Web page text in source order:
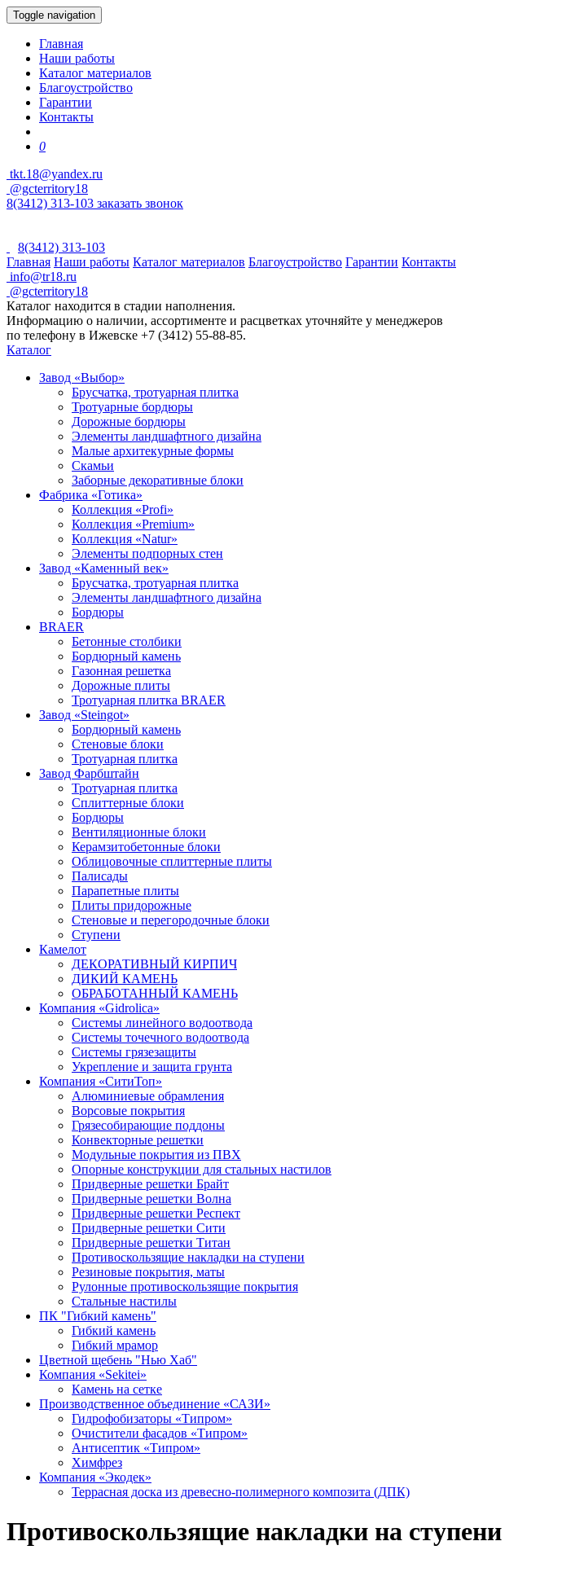
Toggle navigation
Главная
Наши работы
Каталог материалов
Благоустройство
Гарантии
Контакты
0
tkt.18@yandex.ru
@gcterritory18
8(3412) 313-103 заказать звонок
8(3412) 313-103
Главная Наши работы Каталог материалов Благоустройство Гарантии Контакты
info@tr18.ru
@gcterritory18
Каталог находится в стадии наполнения.
Информацию о наличии, ассортименте и расцветках уточняйте у менеджеров
по телефону в Ижевске +7 (3412) 55-88-85.
Каталог
Завод «Выбор»
Брусчатка, тротуарная плитка
Тротуарные бордюры
Дорожные бордюры
Элементы ландшафтного дизайна
Малые архитекурные формы
Скамьи
Заборные декоративные блоки
Фабрика «Готика»
Коллекция «Profi»
Коллекция «Premium»
Коллекция «Natur»
Элементы подпорных стен
Завод «Каменный век»
Брусчатка, тротуарная плитка
Элементы ландшафтного дизайна
Бордюры
BRAER
Бетонные столбики
Бордюрный камень
Газонная решетка
Дорожные плиты
Тротуарная плитка BRAER
Завод «Steingot»
Бордюрный камень
Стеновые блоки
Тротуарная плитка
Завод Фарбштайн
Тротуарная плитка
Cплиттерные блоки
Бордюры
Вентиляционные блоки
Керамзитобетонные блоки
Облицовочные сплиттерные плиты
Палисады
Парапетные плиты
Плиты придорожные
Стеновые и перегородочные блоки
Ступени
Камелот
ДЕКОРАТИВНЫЙ КИРПИЧ
ДИКИЙ КАМЕНЬ
ОБРАБОТАННЫЙ КАМЕНЬ
Компания «Gidrolica»
Системы линейного водоотвода
Системы точечного водоотвода
Системы грязезащиты
Укрепление и защита грунта
Компания «СитиТоп»
Алюминиевые обрамления
Ворсовые покрытия
Грязесобирающие поддоны
Конвекторные решетки
Модульные покрытия из ПВХ
Опорные конструкции для стальных настилов
Придверные решетки Брайт
Придверные решетки Волна
Придверные решетки Респект
Придверные решетки Сити
Придверные решетки Титан
Противоскользящие накладки на ступени
Резиновые покрытия, маты
Рулонные противоскользящие покрытия
Стальные настилы
ПК "Гибкий камень"
Гибкий камень
Гибкий мрамор
Цветной щебень "Нью Хаб"
Компания «Sekitei»
Камень на сетке
Производственное объединение «САЗИ»
Гидрофобизаторы «Типром»
Очистители фасадов «Типром»
Антисептик «Типром»
Химфрез
Компания «Экодек»
Террасная доска из древесно-полимерного композита (ДПК)
Противоскользящие накладки на ступени